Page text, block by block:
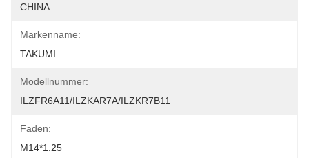
CHINA
Markenname:
TAKUMI
Modellnummer:
ILZFR6A11/ILZKAR7A/ILZKR7B11
Faden:
M14*1.25